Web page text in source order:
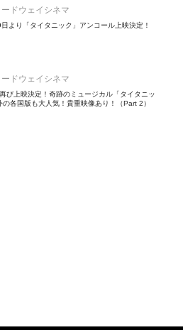
ドウェイシネマ
より「タイタニック」アンコール上映決定！
ドウェイシネマ
び上映決定！奇跡のミュージカル「タイタニッ
の各国版も大人気！貴重映像あり！（Part 2）